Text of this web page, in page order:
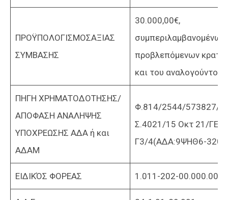
ΠΡΟΫΠΟΛΟΓΙΣΜΟΣΑΞΙΑΣ
ΣΥΜΒΑΣΗΣ
30.000,00€,
προβλεπόμενων
και του αναλογούντος
ΠΗΓΗ ΧΡΗΜΑΤΟΔΟΤΗΣΗΣ/
ΑΠΟΦΑΣΗ ΑΝΑΛΗΨΗΣ
ΥΠΟΧΡΕΩΣΗΣ ΑΔΑ ή και
ΑΔΑΜ
Φ.814/2544/573827/
Σ.4021/15 Οκτ 21/ΓΕΣ/
Γ3/4(ΑΔΑ:9ΨΗΘ6-320)
ΕΙΔΙΚΌΣ ΦΟΡΕΑΣ 1.011-202-00.000.00